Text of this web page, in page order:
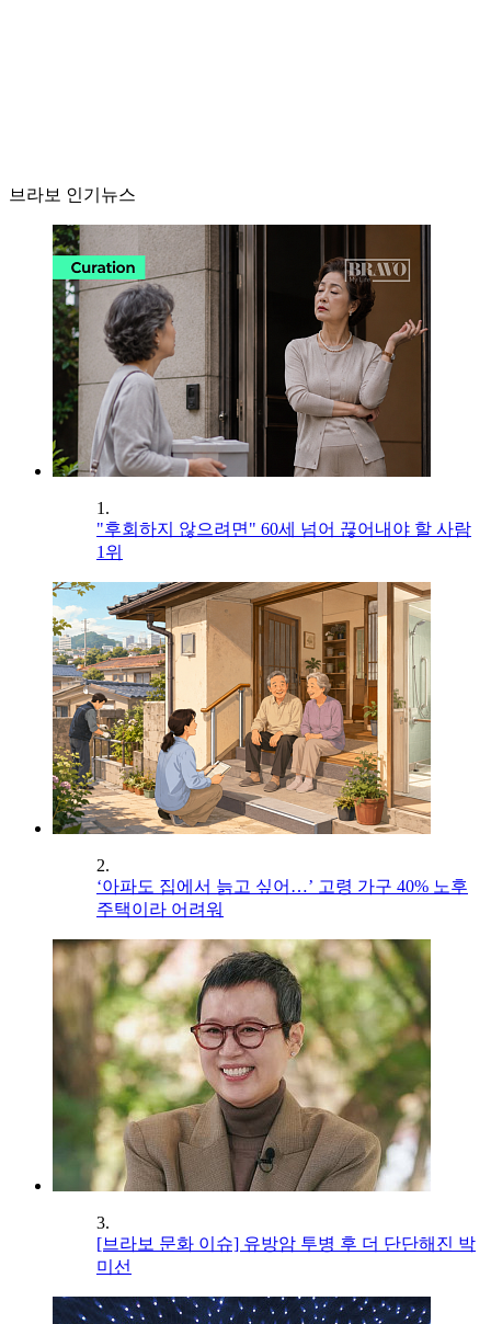
브라보 인기뉴스
1.
"후회하지 않으려면" 60세 넘어 끊어내야 할 사람
1위
2.
‘아파도 집에서 늙고 싶어…’ 고령 가구 40% 노후
주택이라 어려워
3.
[브라보 문화 이슈] 유방암 투병 후 더 단단해진 박
미선